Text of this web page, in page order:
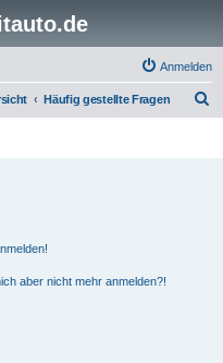
Anmelden
Häufig gestellte Fragen
aber nicht mehr anmelden?!